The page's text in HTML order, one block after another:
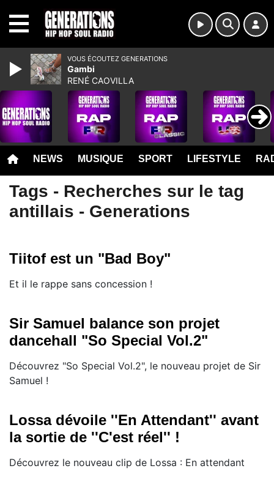
NEWS MUSIQUE SPORT LIFESTYLE
Tags - Recherches sur le tag
antillais - Generations
Tiitof est un "Bad Boy"
Et il le rappe sans concession !
Sir Samuel balance son projet
dancehall "So Special Vol.2"
Découvrez "So Special Vol.2", le nouveau projet de Sir
Samuel !
Lossa dévoile ''En Attendant'' avant
la sortie de ''C'est réel'' !
Découvrez le nouveau clip de Lossa : En attendant
VOUS ÉCOUTEZ GENERATIONS
Gambi
RENÉ CAOVILLA